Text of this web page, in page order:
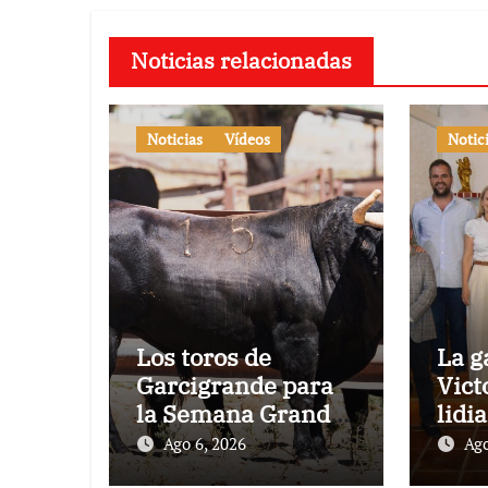
Noticias relacionadas
Noticias Vídeos
Los toros de
Garcigrande para
la Semana Grande
Donostiarra
Ago 6, 2026
La
vez